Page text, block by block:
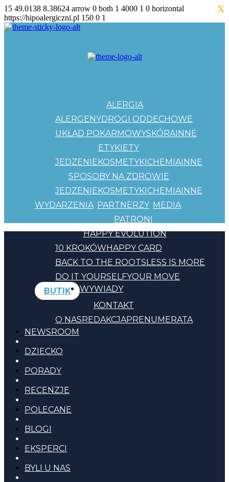
15 49.0138 8.38624 arrow 0 both 1 4000 1 0 horizontal
https://hipoalergiczni.pl 150 0 1
ALERGIA
ALERGENYDROGI ODDECHOWE
UKŁAD POKARMOWYSKÓRAINNE
ETYKIETY
JEDZENIEKOSMETYKICHEMIAINNE
SPOSOBY NA ZDROWIE
JEDZENIEKOSMETYKICHEMIAINNE
WYDARZENIA PARTNERZY
PATRONI
MEDIA
HAPPY EVOLUTION
10 KROKÓWHAPPY CARD
BACK TO THE ROOTSLESS IS MORE
DO IT YOURSELFYOUR MOVE
BUTIK
KONTAKT
O NASREDAKCJAPRENUMERATA
WYWIADY
NEWSROOM
DZIECKO
PORADY
RECENZJE
POLECANE
BLOGI
EKSPERCI
BYLI U NAS
X